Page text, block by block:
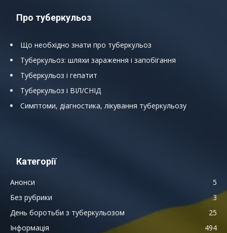
Про туберкульоз
Що необхідно знати про туберкульоз
Туберкульоз: шляхи зараження і запобігання
Туберкульоз і гепатит
Туберкульоз і ВІЛ/СНІД
Симптоми, діагностика, лікування туберкульозу
Категорії
Анонси
5
Без рубрики
3
День боротьби з туберкульозом
25
Інформація
494